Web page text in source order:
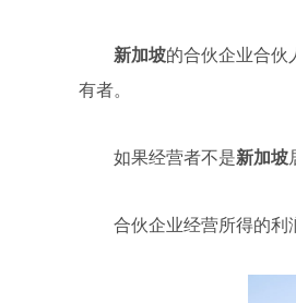
新加坡的合伙企业合
有者。
如果经营者不是新加坡
合伙企业经营所得的利